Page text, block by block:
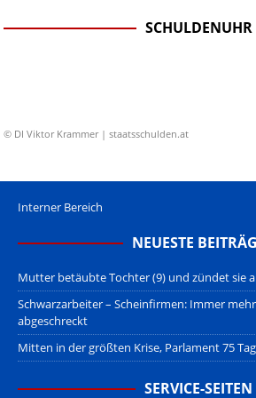
SCHULDENUHR
© DI Viktor Krammer | staatsschulden.at
Interner Bereich
NEUESTE
Mutter betäubte Tochter (9) und zündet sie
Schwarzarbeiter – Scheinfirmen: Immer
abgeschreckt
Mitten in der größten Krise, Parlament 75
SERVICE-SEITEN